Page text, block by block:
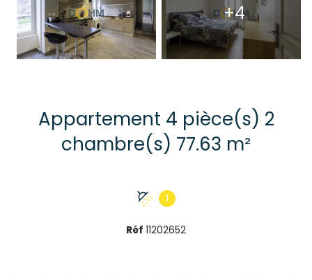
+4
Appartement 4 pièce(s) 2
chambre(s) 77.63 m²
1
Réf 11202652